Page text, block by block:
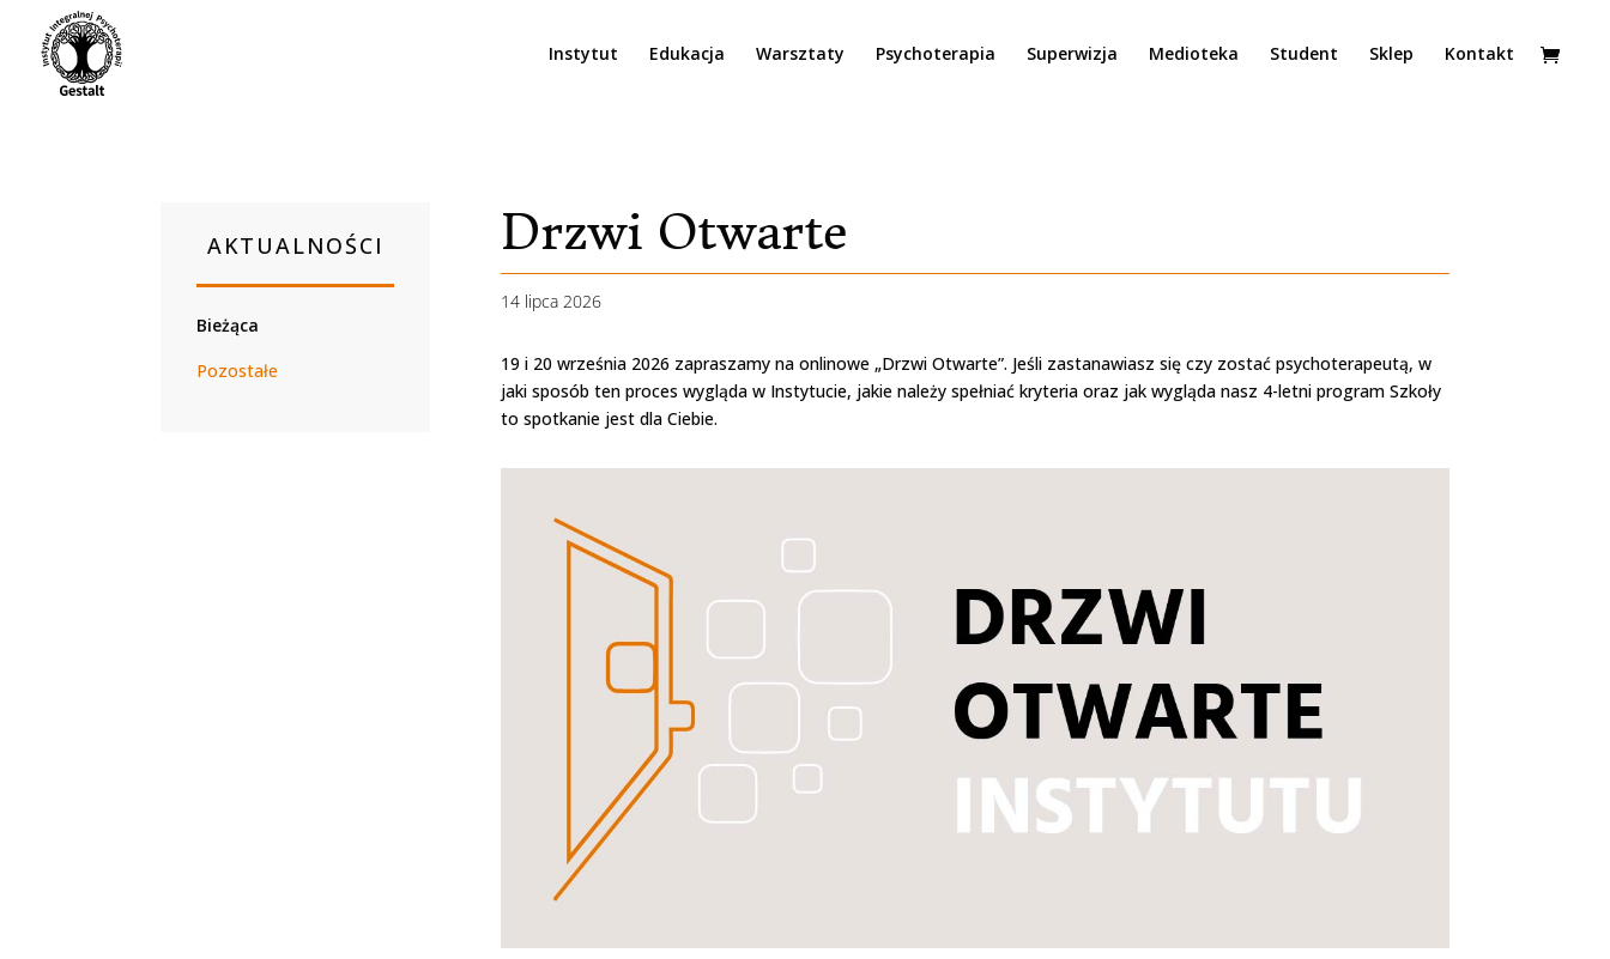
Instytut Edukacja Warsztaty Psychoterapia Superwizja Medioteka Student Sklep Kontakt
AKTUALNOŚCI
Bieżąca
Pozostałe
Drzwi Otwarte
14 lipca 2026
19 i 20 września 2026 zapraszamy na onlinowe „Drzwi Otwarte”. Jeśli zastanawiasz się czy zostać psychoterapeutą, w
jaki sposób ten proces wygląda w Instytucie, jakie należy spełniać kryteria oraz jak wygląda nasz 4-letni program Szkoły
to spotkanie jest dla Ciebie.